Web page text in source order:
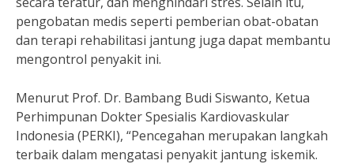
pengobatan medis seperti pemberian obat-obatan
dan terapi rehabilitasi jantung juga dapat membantu
mengontrol penyakit ini.
Menurut Prof. Dr. Bambang Budi Siswanto, Ketua
Perhimpunan Dokter Spesialis Kardiovaskular
Indonesia (PERKI), “Pencegahan merupakan langkah
terbaik dalam mengatasi penyakit jantung iskemik.